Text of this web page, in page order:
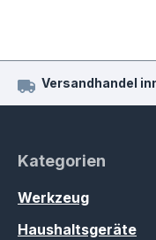
Versandhandel
Kategorien
Werkzeug
Haushaltsgeräte